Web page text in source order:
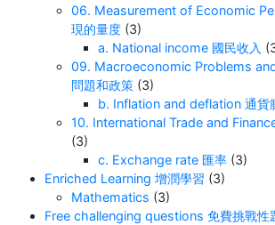
06. Measurement of Economic
現的量度 (3)
a. National income 國民收入
09. Macroeconomic Problems
問題和政策 (3)
b. Inflation and deflation 通貨
10. International Trade and
(3)
c. Exchange rate 匯率 (3)
Enriched Learning 增潤學習 (3)
Mathematics (3)
Free challenging questions 免費挑戰性